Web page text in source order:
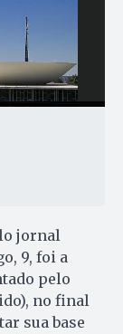
jornal
9, foi a
pelo
no final
sua base